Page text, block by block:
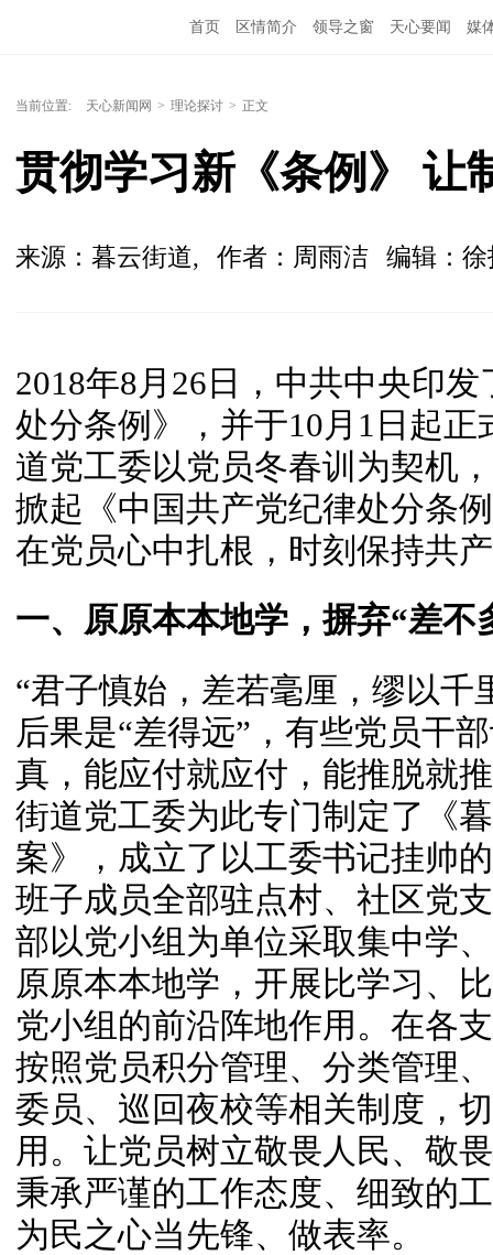
首页 区情简介 领导之窗 天心要闻 媒
当前位置: 天心新闻网 > 理论探讨 > 正文
贯彻学习新《条例》 让
来源：暮云街道, 作者：周雨洁 编辑：
2018年8月26日，中共中央印
处分条例》，并于10月1日起
道党工委以党员冬春训为契机
掀起《中国共产党纪律处分条
在党员心中扎根，时刻保持共
一、原原本本地学，摒弃“差不
“君子慎始，差若毫厘，缪以千
后果是“差得远”，有些党员干
真，能应付就应付，能推脱就
街道党工委为此专门制定了《
案》，成立了以工委书记挂帅
班子成员全部驻点村、社区党
部以党小组为单位采取集中学
原原本本地学，开展比学习、
党小组的前沿阵地作用。在各
按照党员积分管理、分类管理
委员、巡回夜校等相关制度，
用。让党员树立敬畏人民、敬
秉承严谨的工作态度、细致的
为民之心当先锋、做表率。